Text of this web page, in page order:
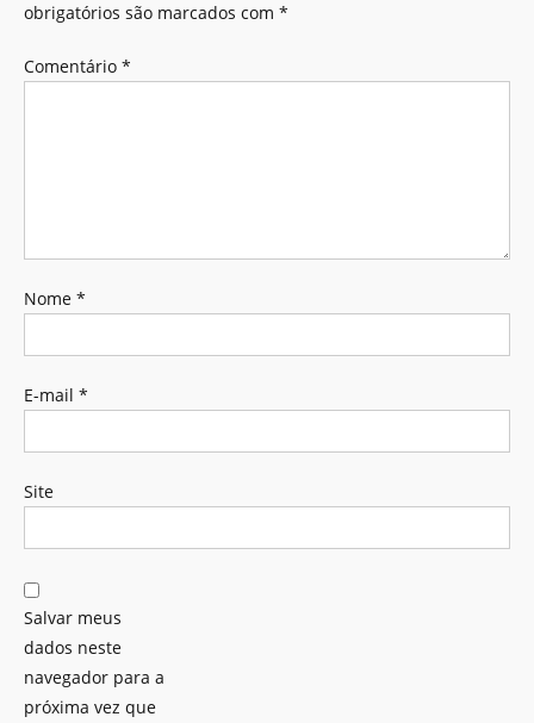
obrigatórios são marcados com *
Comentário *
Nome *
E-mail *
Site
Salvar meus
dados neste
navegador para a
próxima vez que